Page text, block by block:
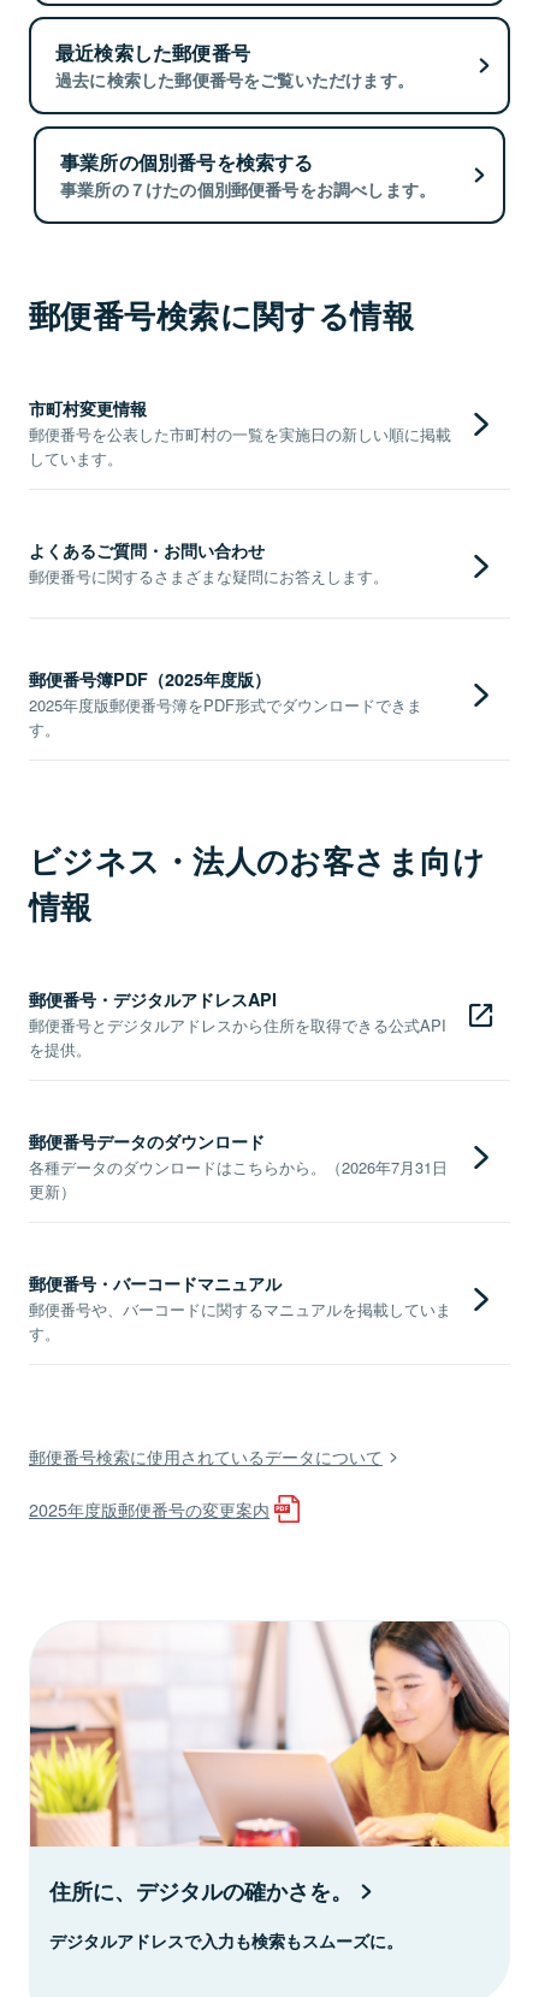
最近検索した郵便番号
過去に検索した郵便番号をご覧いただけます。
事業所の個別番号を検索する
事業所の７けたの個別郵便番号をお調べします。
郵便番号検索に関する情報
市町村変更情報
郵便番号を公表した市町村の一覧を実施日の新しい順に掲載
しています。
よくあるご質問・お問い合わせ
郵便番号に関するさまざまな疑問にお答えします。
郵便番号簿PDF（2025年度版）
2025年度版郵便番号簿をPDF形式でダウンロードできま
す。
ビジネス・法人のお客さま向け
情報
郵便番号・デジタルアドレスAPI
郵便番号とデジタルアドレスから住所を取得できる公式API
を提供。
郵便番号データのダウンロード
各種データのダウンロードはこちらから。（2026年7月31日
更新）
郵便番号・バーコードマニュアル
郵便番号や、バーコードに関するマニュアルを掲載していま
す。
郵便番号検索に使用されているデータについて
2025年度版郵便番号の変更案内
住所に、デジタルの確かさを。
デジタルアドレスで入力も検索もスムーズに。